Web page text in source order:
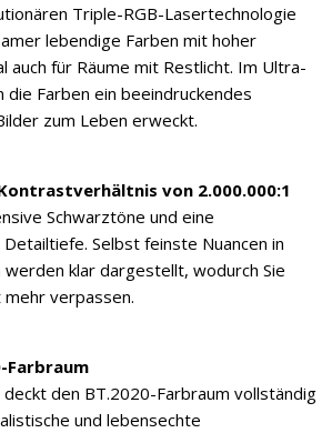
Triple-RGB-Lasertechnologie
lebendige Farben mit hoher
auch für Räume mit Restlicht. Im Ultra-
die Farben ein beeindruckendes
zum Leben erweckt.
von 2.000.000:1
Schwarztöne und eine
Selbst feinste Nuancen in
werden klar dargestellt, wodurch Sie
mehr verpassen.
Farbraum
deckt den BT.2020-Farbraum vollständig
und lebensechte